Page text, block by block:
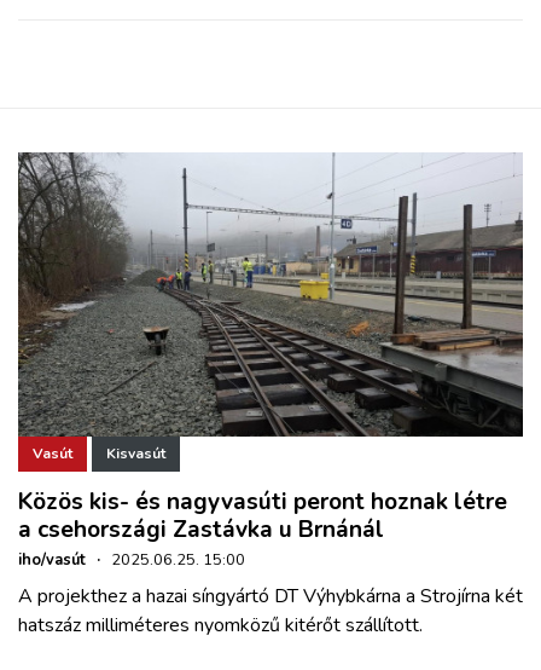
BELÉPÉS
REGISZTRÁCIÓ
Vasút Kisvasút
Közös kis- és nagyvasúti peront hoznak létre
a csehországi Zastávka u Brnánál
iho/vasút · 2025.06.25. 15:00
A projekthez a hazai síngyártó DT Výhybkárna a Strojírna két
hatszáz milliméteres nyomközű kitérőt szállított.